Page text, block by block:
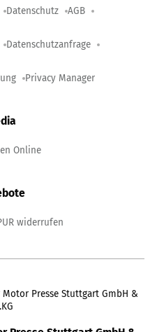
Datenschutz AGB
Datenschutzanfrage
Privacy Manager
Online
widerrufen
Presse Stuttgart GmbH &